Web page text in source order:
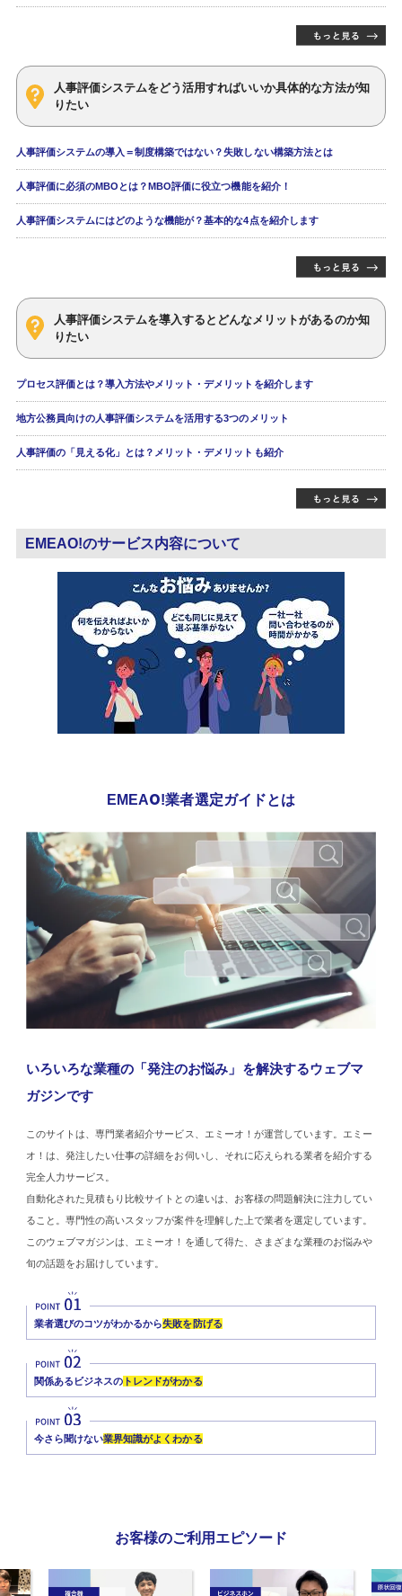
人事評価システムをどう活用すればいいか具体的な方法が知
りたい
人事評価システムの導入＝制度構築ではない？失敗しない構築方法とは
人事評価に必須のMBOとは？MBO評価に役立つ機能を紹介！
人事評価システムにはどのような機能が？基本的な4点を紹介します
人事評価システムを導入するとどんなメリットがあるのか知
りたい
プロセス評価とは？導入方法やメリット・デメリットを紹介します
地方公務員向けの人事評価システムを活用する3つのメリット
人事評価の「見える化」とは？メリット・デメリットも紹介
EMEAO!のサービス内容について
EMEAO!業者選定ガイドとは
いろいろな業種の「発注のお悩み」を解決するウェブマ
ガジンです
このサイトは、専門業者紹介サービス、エミーオ！が運営しています。エミー
オ！は、発注したい仕事の詳細をお伺いし、それに応えられる業者を紹介する
完全人力サービス。
自動化された見積もり比較サイトとの違いは、お客様の問題解決に注力してい
ること。専門性の高いスタッフが案件を理解した上で業者を選定しています。
このウェブマガジンは、エミーオ！を通して得た、さまざまな業種のお悩みや
旬の話題をお届けしています。
業者選びのコツがわかるから失敗を防げる
関係あるビジネスの トレンドがわかる
今さら聞けない業界知識がよくわかる
お客様のご利用エピソード